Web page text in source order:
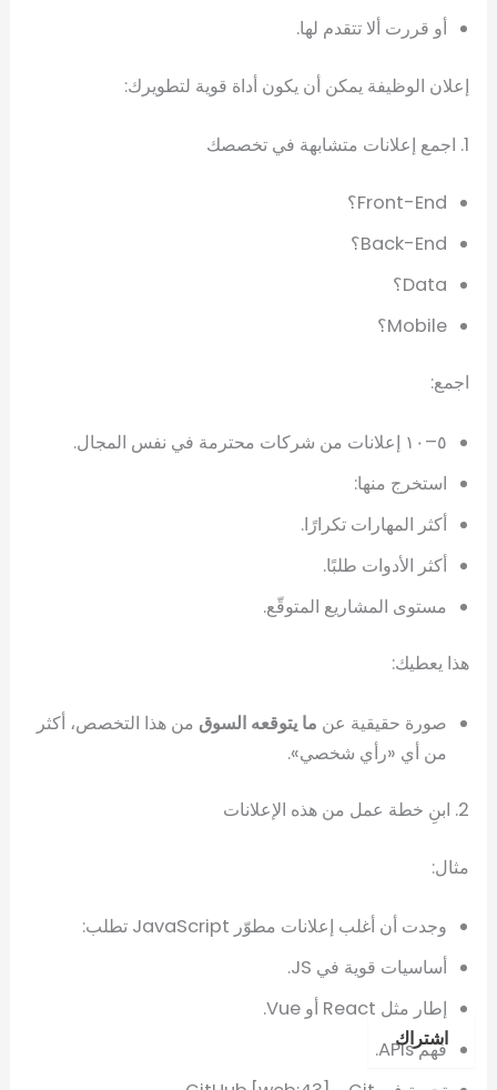
أو قررت ألا تتقدم لها.
إعلان الوظيفة يمكن أن يكون أداة قوية لتطويرك:
1. اجمع إعلانات متشابهة في تخصصك
Front-End؟
Back-End؟
Data؟
Mobile؟
اجمع:
٥–١٠ إعلانات من شركات محترمة في نفس المجال.
استخرج منها:
أكثر المهارات تكرارًا.
أكثر الأدوات طلبًا.
مستوى المشاريع المتوقّع.
هذا يعطيك:
صورة حقيقية عن ما يتوقعه السوق من هذا التخصص، أكثر
من أي «رأي شخصي».
2. ابنِ خطة عمل من هذه الإعلانات
مثال:
وجدت أن أغلب إعلانات مطوّر JavaScript تطلب:
أساسيات قوية في JS.
إطار مثل React أو Vue.
فهم APIs.
اشتراك